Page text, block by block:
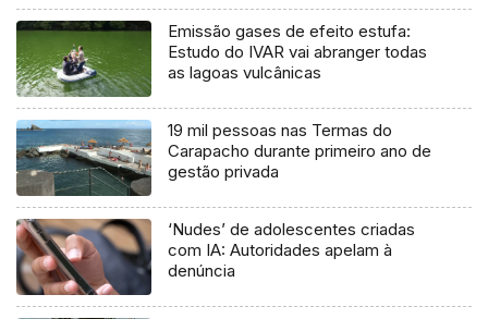
Emissão gases de efeito estufa:
Estudo do IVAR vai abranger todas
as lagoas vulcânicas
19 mil pessoas nas Termas do
Carapacho durante primeiro ano de
gestão privada
‘Nudes’ de adolescentes criadas
com IA: Autoridades apelam à
denúncia